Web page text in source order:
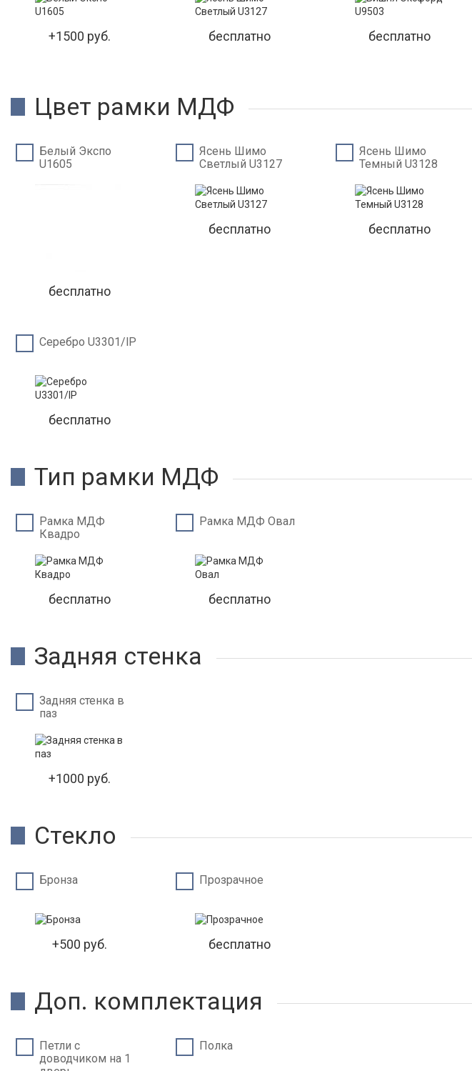
+1500 руб. бесплатно бесплатно
Цвет рамки МДФ
Белый Экспо
U1605
бесплатно
Ясень Шимо
Светлый U3127
бесплатно
Ясень Шимо
Темный U3128
бесплатно
Серебро U3301/lP
бесплатно
Тип рамки МДФ
Рамка МДФ
Квадро
бесплатно
Рамка МДФ Овал
бесплатно
Задняя стенка
Задняя стенка в
паз
+1000 руб.
Стекло
Бронза
+500 руб.
Прозрачное
бесплатно
Доп. комплектация
Петли c
доводчиком на 1
Полка